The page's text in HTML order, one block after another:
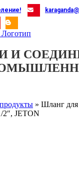
И
» Шланг
2″, JETON